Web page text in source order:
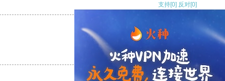
支持[0] 反对[0]
支持[0] 反对